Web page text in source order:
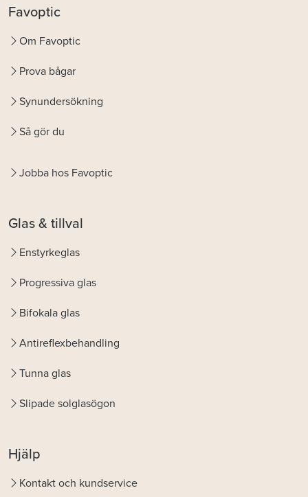
Favoptic
Om Favoptic
Prova bågar
Synundersökning
Så gör du
Jobba hos Favoptic
Glas & tillval
Enstyrkeglas
Progressiva glas
Bifokala glas
Antireflexbehandling
Tunna glas
Slipade solglasögon
Hjälp
Kontakt och kundservice